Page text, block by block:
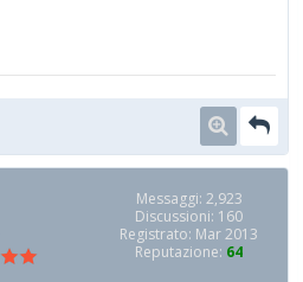
Messaggi: 2,923
Discussioni: 160
Registrato: Mar 2013
Reputazione: 64